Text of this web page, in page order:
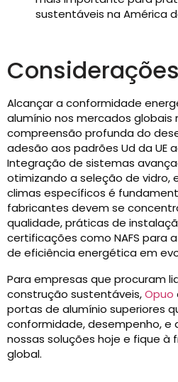
sustentáveis ​​na América
Alcançar a conformidade
alumínio nos mercados globais
compreensão profunda do
adesão aos padrões Ud da UE
Integração de sistemas
otimizando a seleção de vidro,
climas específicos é
fabricantes devem se
qualidade, práticas de
certificações como NAFS para
de eficiência energética em
Para empresas que procuram
construção sustentáveis,Opuo
portas de alumínio superiores
conformidade, desempenho, e
nossas soluções hoje e fique à
global.